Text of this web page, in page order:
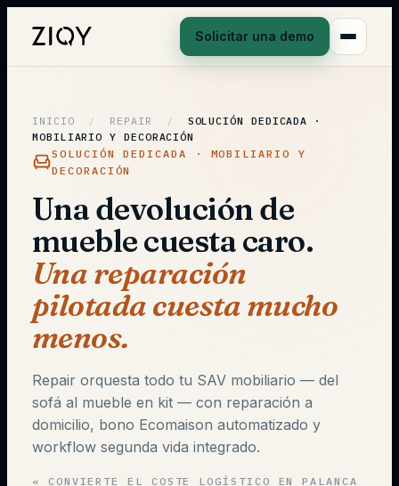
Solicitar una demo
INICIO / REPAIR /
SOLUCIÓN DEDICADA ·
MOBILIARIO Y DECORACIÓN
SOLUCIÓN DEDICADA · MOBILIARIO Y
DECORACIÓN
Una devolución de
mueble cuesta caro.
Una reparación
pilotada cuesta mucho
menos.
Repair orquesta todo tu SAV mobiliario — del
sofá al mueble en kit — con reparación a
domicilio, bono Ecomaison automatizado y
workflow segunda vida integrado.
« CONVIERTE EL COSTE LOGÍSTICO EN PALANCA